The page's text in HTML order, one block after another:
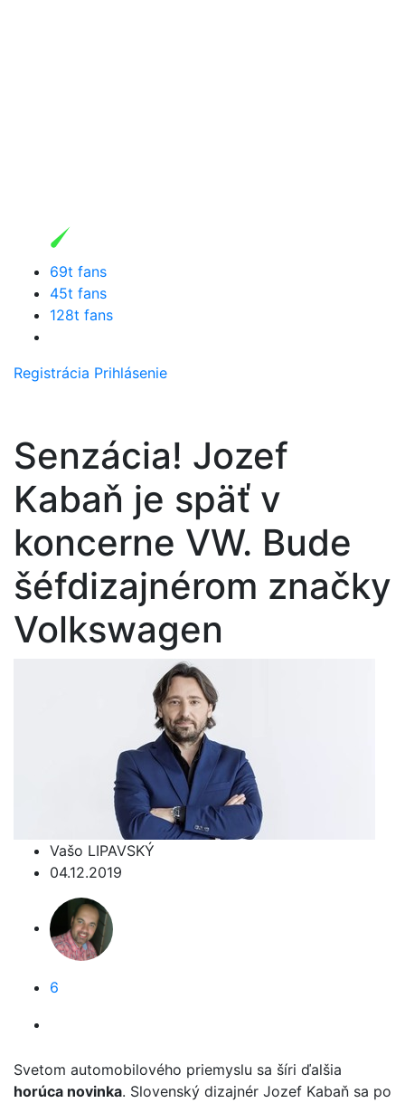
69t fans
45t fans
128t fans
Registrácia Prihlásenie
Senzácia! Jozef
Kabaň je späť v
koncerne VW. Bude
šéfdizajnérom značky
Volkswagen
Vašo LIPAVSKÝ
04.12.2019
6
Svetom automobilového priemyslu sa šíri ďalšia
horúca novinka. Slovenský dizajnér Jozef Kabaň sa po